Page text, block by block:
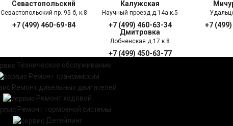
Севастопольский
Севастопольский пр. 95 б, к.8
+7 (499) 460-69-84
Калужская
Научный проезд д.14а к.5
+7 (499) 460-63-34
+7
Дмитровка
Лобненская д.17 к.8
+7 (499) 450-63-77ПРАЙС ЛИСТ
Техническое обслуживание
Ремонт трансмиссии
Ремонт дизельных двигателей
Ремонт ходовой
Ремонт тормозной системы
Детейлинг